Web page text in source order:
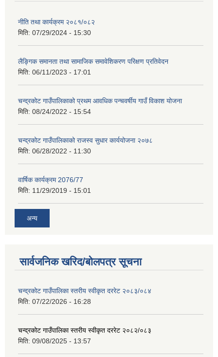
नीति तथा कार्यक्रम २०८१/०८२
मिति: 07/29/2024 - 15:30
लैङ्गिक समानता तथा सामाजिक समावेशिकरण परिक्षण प्रतिवेदन
मिति: 06/11/2023 - 17:01
चन्द्रकोट गाउँपालिकाको प्रथम आवधिक पन्चवर्षीय गाउँ विकाश योजना
मिति: 08/24/2022 - 15:54
चन्द्रकोट गाउँपालिकाको राजस्व सुधार कार्ययोजना २०७८
मिति: 06/28/2022 - 11:30
वार्षिक कार्यक्रम 2076/77
मिति: 11/29/2019 - 15:01
अन्य
सार्वजनिक खरिद/बोलपत्र सूचना
चन्द्रकोट गाउँपालिका स्तरीय स्वीकृत दररेट २०८३/०८४
मिति: 07/22/2026 - 16:28
चन्द्रकोट गाउँपालिका स्तरीय स्वीकृत दररेट २०८२/०८३
मिति: 09/08/2025 - 13:57